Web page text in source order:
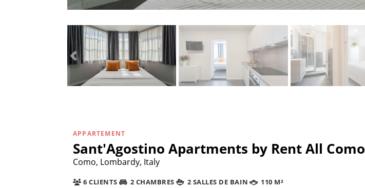
APPARTEMENT
Sant'Agostino Apartments by Rent All Como
Como, Lombardy, Italy
6 CLIENTS 2 CHAMBRES 2 SALLES DE BAIN 110 M²